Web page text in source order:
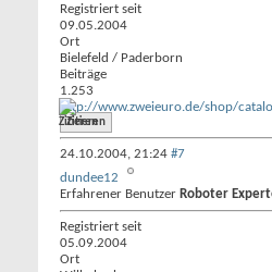
Registriert seit
09.05.2004
Ort
Bielefeld / Paderborn
Beiträge
1.253
http://www.zweieuro.de/shop/
Zitieren
24.10.2004, 21:24 #7
dundee12
Erfahrener Benutzer Roboter
Registriert seit
05.09.2004
Ort